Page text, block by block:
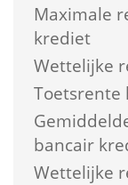
Maximale
krediet
Wettelijke
Toetsrente
bancair
Wettelijke